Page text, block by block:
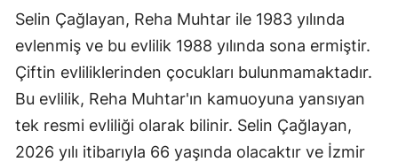
Tekirdağ
Tokat
Trabzon
Tunceli
Selin Çağlayan, Reha Muhtar ile 1983 yılında
evlenmiş ve bu evlilik 1988 yılında sona ermiştir.
Çiftin evliliklerinden çocukları bulunmamaktadır.
Bu evlilik, Reha Muhtar'ın kamuoyuna yansıyan
tek resmi evliliği olarak bilinir. Selin Çağlayan,
2026 yılı itibarıyla 66 yaşında olacaktır ve İzmir